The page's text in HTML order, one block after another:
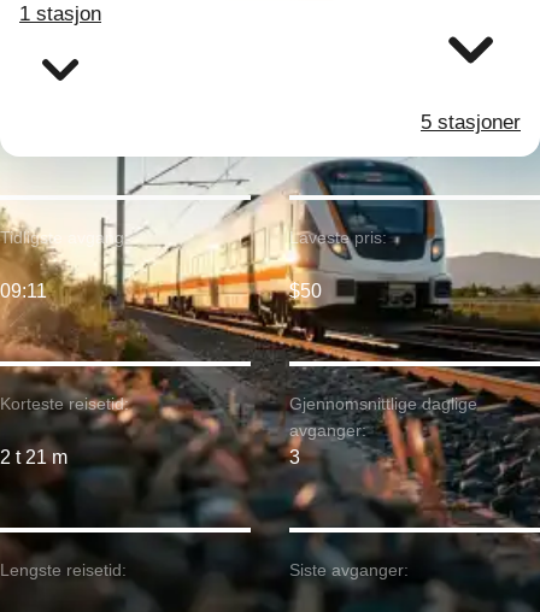
1 stasjon
5 stasjoner
Korteste reisetid:
2 t 21 m
Tidligste avgang:
09:11
Lengste reisetid:
Laveste pris:
$50
Gjennomsnittlige daglige
avganger:
3
Siste avganger: